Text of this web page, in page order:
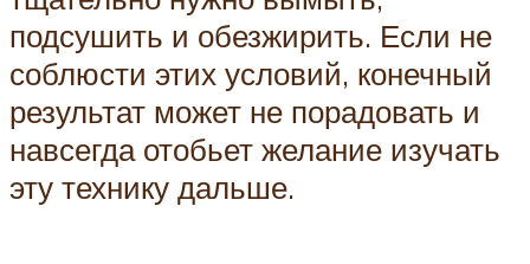
подсушить и обезжирить. Если не
соблюсти этих условий, конечный
результат может не порадовать и
навсегда отобьет желание изучать
эту технику дальше.